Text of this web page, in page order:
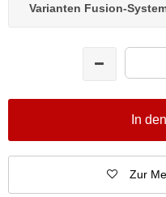
Varianten Fusion-
In
Zur